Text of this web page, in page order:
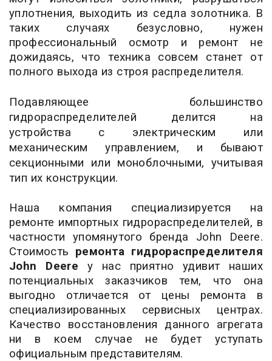
уплотнения, выходить из седла золотника. В
таких случаях безусловно, нужен
профессиональный осмотр и ремонт не
дожидаясь, что техника совсем станет от
полного выхода из строя распределителя.
Подавляющее большинство
гидрораспределителей делится на
устройства с электрическим или
механическим управлением, и бывают
секционными или моноблочными, учитывая
тип их конструкции.
Наша компания специализируется на
ремонте импортных гидрораспределителей, в
частности упомянутого бренда John Deere.
Стоимость ремонта гидрораспределителя
John Deere у нас приятно удивит наших
потенциальных заказчиков тем, что она
выгодно отличается от цены ремонта в
специализированных сервисных центрах.
Качество восстановления данного агрегата
ни в коем случае не будет уступать
официальным представителям.